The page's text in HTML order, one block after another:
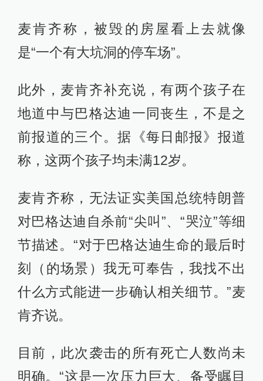
麦肯齐称，被毁的房屋看上去就像
是“一个有大坑洞的停车场”。
此外，麦肯齐补充说，有两个孩子在
地道中与巴格达迪一同丧生，不是之
前报道的三个。据《每日邮报》报道
称，这两个孩子均未满12岁。
麦肯齐称，无法证实美国总统特朗普
对巴格达迪自杀前“尖叫”、“哭泣”等细
节描述。“对于巴格达迪生命的最后时
刻（的场景）我无可奉告，我找不出
什么方式能进一步确认相关细节。”麦
肯齐说。
目前，此次袭击的所有死亡人数尚未
明确。“这是一次压力巨大、备受瞩目